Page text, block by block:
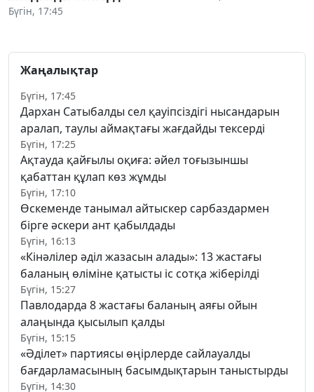
Бүгін, 17:45
Жаңалықтар
Бүгін, 17:45
Дархан Сатыбалды сел қауіпсіздігі нысандарын
аралап, таулы аймақтағы жағдайды тексерді
Бүгін, 17:25
Ақтауда қайғылы оқиға: әйел тоғызыншы
қабаттан құлап көз жұмды
Бүгін, 17:10
Өскеменде танымал айтыскер сарбаздармен
бірге әскери ант қабылдады
Бүгін, 16:13
«Кінәлілер әділ жазасын алады»: 13 жастағы
баланың өліміне қатысты іс сотқа жіберілді
Бүгін, 15:27
Павлодарда 8 жастағы баланың аяғы ойын
алаңында қысылып қалды
Бүгін, 15:15
«Әділет» партиясы өңірлерде сайлауалды
бағдарламасының басымдықтарын таныстырды
Бүгін, 14:30